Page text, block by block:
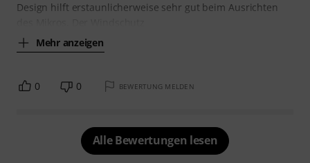
Design hilft erstaunlicherweise sehr gut beim Ausrichten
Mehr anzeigen
0 0 BEWERTUNG MELDEN
Alle Bewertungen lesen